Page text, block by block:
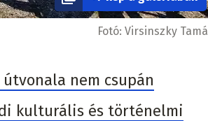
Fotó: Virsinszky
nem csupán
kulturális és történelmi